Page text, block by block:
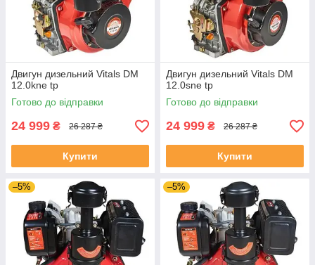
Двигун дизельний Vitals DM
12.0kne tp
Готово до відправки
24 999 ₴ 26 287 ₴
Купити
Двигун дизельний Vitals DM
12.0sne tp
Готово до відправки
24 999 ₴ 26 287 ₴
Купити
–5% –5%